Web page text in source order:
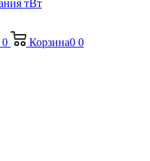
0 Корзина0 0